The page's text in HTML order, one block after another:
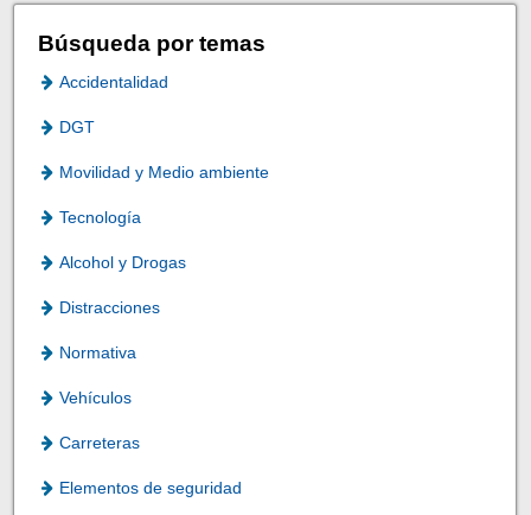
Búsqueda por temas
Accidentalidad
DGT
Movilidad y Medio ambiente
Tecnología
Alcohol y Drogas
Distracciones
Normativa
Vehículos
Carreteras
Elementos de seguridad